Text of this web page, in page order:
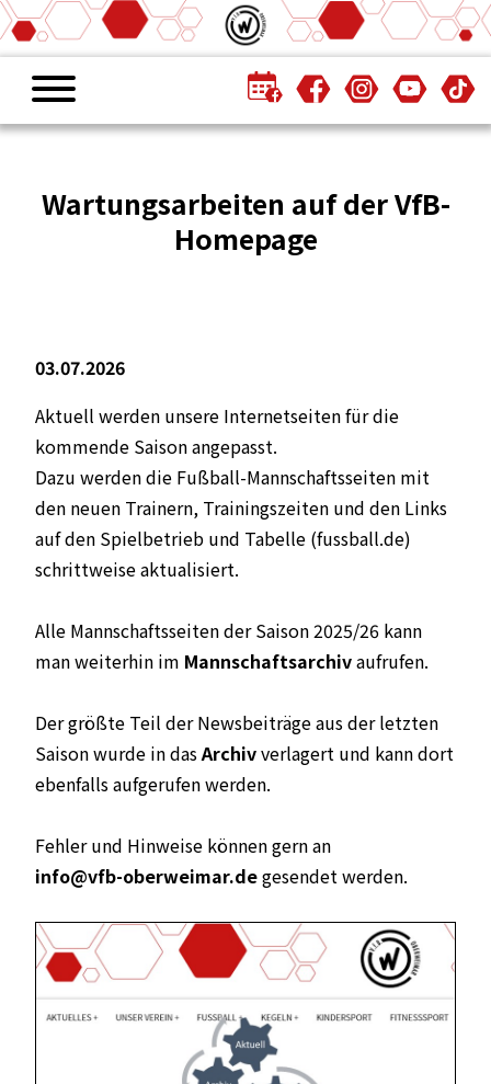
Wartungsarbeiten auf der VfB-
Homepage
03.07.2026
Aktuell werden unsere Internetseiten für die
kommende Saison angepasst.
Dazu werden die Fußball-Mannschaftsseiten mit
den neuen Trainern, Trainingszeiten und den Links
auf den Spielbetrieb und Tabelle (fussball.de)
schrittweise aktualisiert.
Alle Mannschaftsseiten der Saison 2025/26 kann
man weiterhin im Mannschaftsarchivaufrufen.
Der größte Teil der Newsbeiträge aus der letzten
Saison wurde in dasArchivverlagert und kann dort
ebenfalls aufgerufen werden.
Fehler und Hinweise können gern an
info@vfb-oberweimar.degesendet werden.